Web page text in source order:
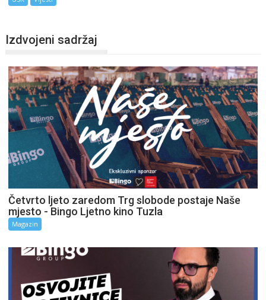
Izdvojeni sadržaj
Četvrto ljeto zaredom Trg slobode postaje Naše
mjesto - Bingo Ljetno kino Tuzla
Magazin